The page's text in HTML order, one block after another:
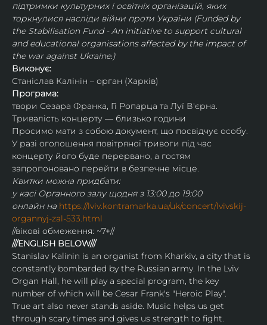
підтримки культурних і освітніх організацій, яких
торкнулися насліди війни проти України (Funded by
the Stabilisation Fund - An initiative to support cultural
and educational organisations affected by the impact of
the war against Ukraine.)
Виконує:
Станіслав Калінін – орган (Харків)
Програма:
твори Сезара Франка, Гі Ропарца та Луї В'єрна.
Тривалість концерту — близько години
Просимо мати з собою документ, що посвідчує особу.
У разі оголошення повітряної тривоги під час
концерту його буде перервано, а гостям
запропоновано перейти в безпечне місце.
Квитки можна придбати:
у касі Органного залу щодня з 13:00 до 19:00
онлайн на https://lviv.kontramarka.ua/uk/concert/lvivskij-
organnyj-zal-533.html
//вікові обмеження: ~7+//
///ENGLISH BELOW///
Stanislav Kalinin is an organist from Kharkiv, a city that is
constantly bombarded by the Russian army. In the Lviv
Organ Hall, he will play a special program, the key
number of which will be Cesar Frank's "Heroic Play".
True art also never stands aside. Music helps us get
through scary times and gives us strength to fight.